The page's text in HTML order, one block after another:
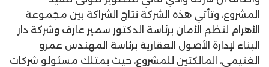
المشروع، وتأتي هذه الشركة نتاج الشراكة بين مجموعة
الأهرام لنظم الأمان برئاسة الدكتور سمير عارف وشركة دار
البناء لإدارة الأصول العقارية برئاسة المهندس عمرو
الغنيمي، المالكتين للمشروع، حيث يمتلك مسئولو شركات